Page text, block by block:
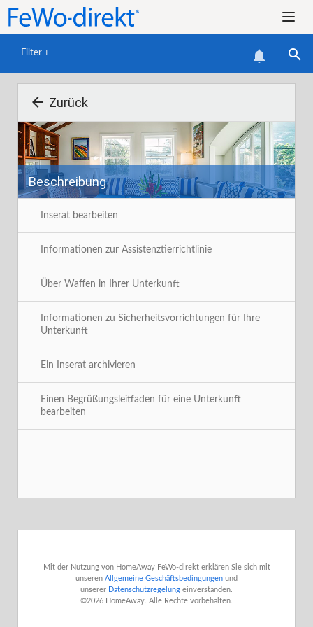
Filter +  
 Zurück
Beschreibung
Inserat bearbeiten
Informationen zur Assistenztierrichtlinie
Über Waffen in Ihrer Unterkunft
Informationen zu Sicherheitsvorrichtungen für Ihre
Unterkunft
Ein Inserat archivieren
Einen Begrüßungsleitfaden für eine Unterkunft
bearbeiten
Mit der Nutzung von HomeAway FeWo-direkt erklären Sie sich mit
unseren Allgemeine Geschäftsbedingungen und
unserer Datenschutzregelung einverstanden.
©2026 HomeAway. Alle Rechte vorbehalten.